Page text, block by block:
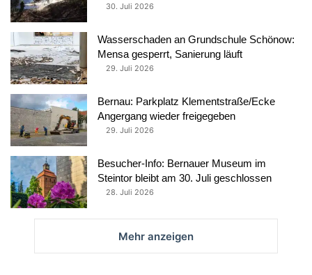
30. Juli 2026
Wasserschaden an Grundschule Schönow:
Mensa gesperrt, Sanierung läuft
29. Juli 2026
Bernau: Parkplatz Klementstraße/Ecke
Angergang wieder freigegeben
29. Juli 2026
Besucher-Info: Bernauer Museum im
Steintor bleibt am 30. Juli geschlossen
28. Juli 2026
Mehr anzeigen